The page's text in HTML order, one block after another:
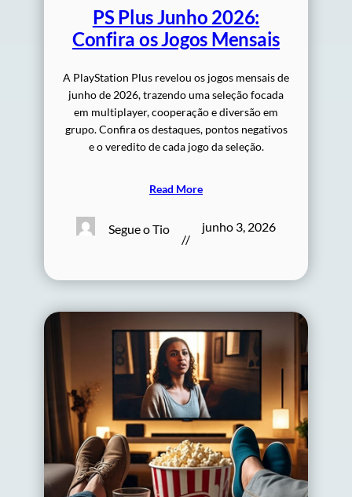
PS Plus Junho 2026:
Confira os Jogos Mensais
A PlayStation Plus revelou os jogos mensais de
junho de 2026, trazendo uma seleção focada
em multiplayer, cooperação e diversão em
grupo. Confira os destaques, pontos negativos
e o veredito de cada jogo da seleção.
Read More
Segue o Tio
//
junho 3, 2026